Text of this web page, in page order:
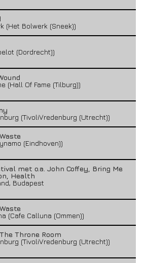
(Het Bolwerk (Sneek))
(Dordrecht))
(Hall Of Fame (Tilburg))
(TivoliVredenburg (Utrecht))
(Eindhoven))
met o.a. John Coffey, Bring Me
Health
Budapest
(Cafe Calluna (Ommen))
Throne Room
(TivoliVredenburg (Utrecht))